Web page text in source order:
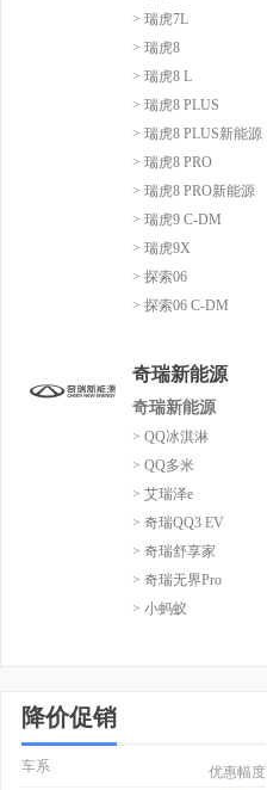
> 瑞虎7L
> 瑞虎8
> 瑞虎8 L
> 瑞虎8 PLUS
> 瑞虎8 PLUS新能源
> 瑞虎8 PRO
> 瑞虎8 PRO新能源
> 瑞虎9 C-DM
> 瑞虎9X
> 探索06
> 探索06 C-DM
奇瑞新能源
奇瑞新能源
> QQ冰淇淋
> QQ多米
> 艾瑞泽e
> 奇瑞QQ3 EV
> 奇瑞舒享家
> 奇瑞无界Pro
> 小蚂蚁
降价促销
车系 优惠幅度